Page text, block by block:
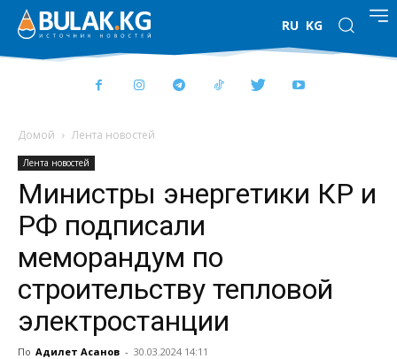
RU KG
Домой Лента новостей
Лента новостей
Министры энергетики КР и
РФ подписали
меморандум по
строительству тепловой
электростанции
По Адилет Асанов - 30.03.2024 14:11